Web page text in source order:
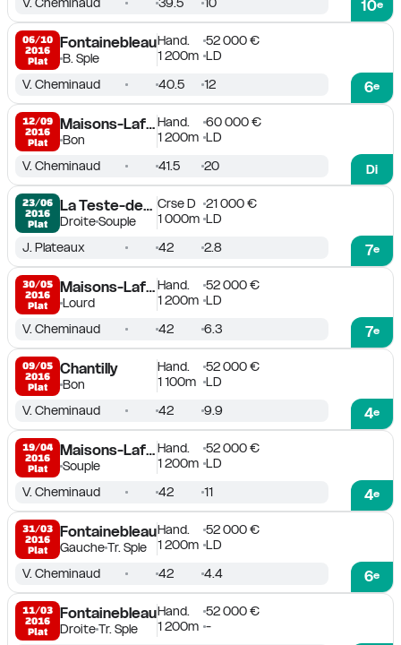
10e
06/10
2016
Plat
Fontainebleau
B. Sple
Hand.
52 000 €
1 200m LD
6e
V. Cheminaud 40.5 12
12/09
2016
Plat
Maisons-Laffitte
Bon
Hand.
60 000 €
1 200m LD
Di
V. Cheminaud 41.5 20
23/06
2016
Plat
La Teste-de-Buch
DroiteSouple
Crse D
21 000 €
1 000m LD
7e
J. Plateaux 42 2.8
30/05
2016
Plat
Maisons-Laffitte
Lourd
Hand.
52 000 €
1 200m LD
7e
V. Cheminaud 42 6.3
09/05
2016
Plat
Chantilly
Bon
Hand.
52 000 €
1 100m
LD
4e
V. Cheminaud 42 9.9
19/04
2016
Plat
Maisons-Laffitte
Souple
Hand.
52 000 €
1 200m LD
4e
V. Cheminaud 42 11
31/03
2016
Plat
Fontainebleau
GaucheTr. Sple
Hand.
52 000 €
1 200m LD
6e
V. Cheminaud 42 4.4
11/03
2016
Plat
Fontainebleau
DroiteTr. Sple
Hand.
52 000 €
1 200m -